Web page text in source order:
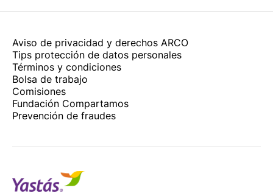
Aviso de privacidad y derechos ARCO
Tips protección de datos personales
Términos y condiciones
Bolsa de trabajo
Comisiones
Fundación Compartamos
Prevención de fraudes